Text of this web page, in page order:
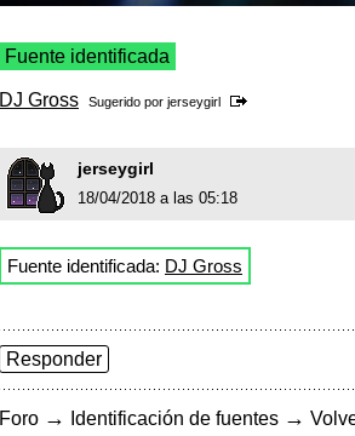
Fuente identificada
DJ Gross Sugerido por jerseygirl
jerseygirl
18/04/2018 a las 05:18
Fuente identificada: DJ Gross
Responder
Foro → Identificación de fuentes →